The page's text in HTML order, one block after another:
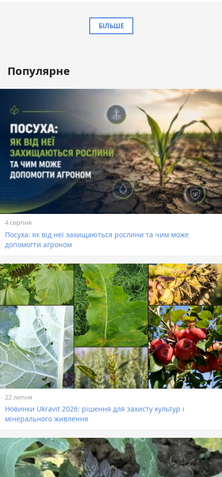
БІЛЬШЕ
Популярне
4 серпня
Посуха: як від неї захищаються рослини та чим може
допомогти агроном
22 липня
Новинки Ukravit 2026: рішення для захисту культур і
мінерального живлення